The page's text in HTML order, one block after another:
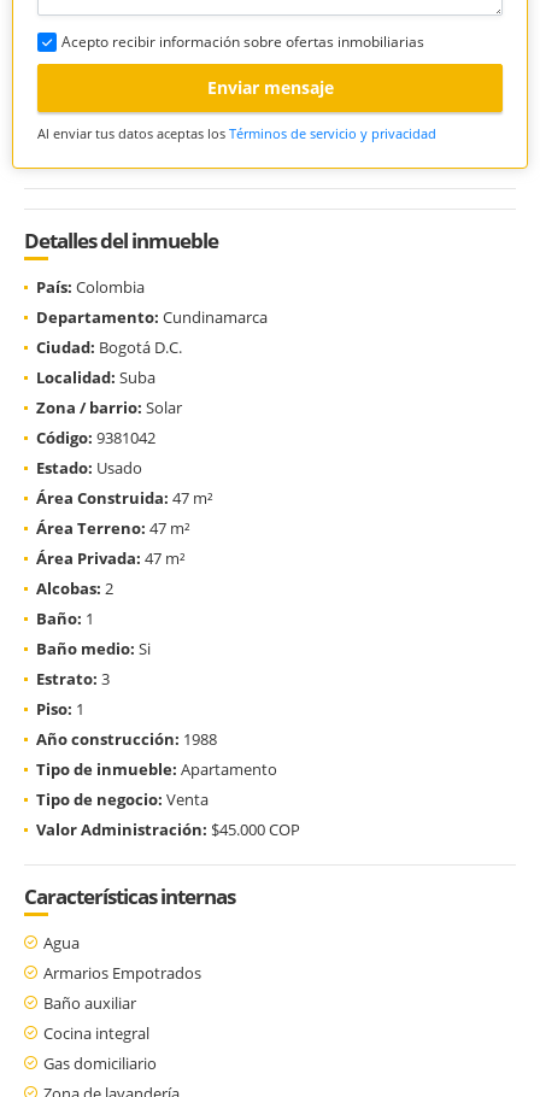
Acepto recibir información sobre ofertas inmobiliarias
Enviar mensaje
Al enviar tus datos aceptas los Términos de servicio y privacidad
Detalles del inmueble
País: Colombia
Departamento: Cundinamarca
Ciudad: Bogotá D.C.
Localidad: Suba
Zona / barrio: Solar
Código: 9381042
Estado: Usado
Área Construida: 47 m²
Área Terreno: 47 m²
Área Privada: 47 m²
Alcobas: 2
Baño: 1
Baño medio: Si
Estrato: 3
Piso: 1
Año construcción: 1988
Tipo de inmueble: Apartamento
Tipo de negocio: Venta
Valor Administración: $45.000 COP
Características internas
Agua
Armarios Empotrados
Baño auxiliar
Cocina integral
Gas domiciliario